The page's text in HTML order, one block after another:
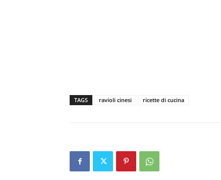
TAGS ravioli cinesi ricette di cucina